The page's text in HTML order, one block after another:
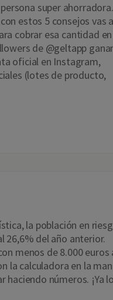
super ahorradora.
estos 5 consejos vas
cobrar esa cantidad en
de @geltapp
oficial en Instagram,
(lotes de producto,
la población en
26,6% del año anterior.
menos de 8.000 euros
la calculadora en la
números. ¡Ya